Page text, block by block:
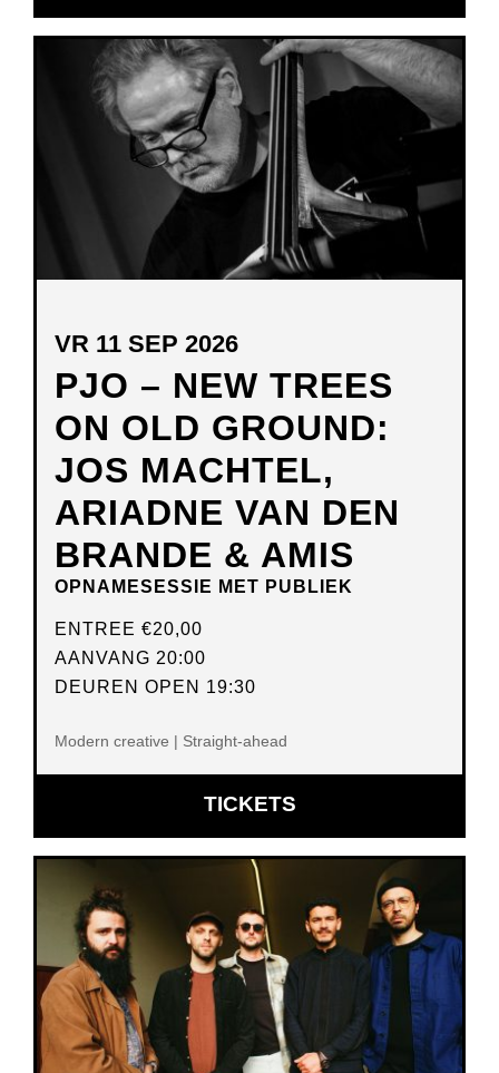
IN
NIEUW
VENSTER
PJO – NEW TREES
ON OLD GROUND:
JOS MACHTEL,
ARIADNE VAN DEN
BRANDE & AMIS
OPNAMESESSIE MET PUBLIEK
VR 11 SEP 2026
ENTREE €20,00
AANVANG 20:00
DEUREN OPEN 19:30
Modern creative | Straight-ahead
TICKETSOPENT
IN
VENSTER